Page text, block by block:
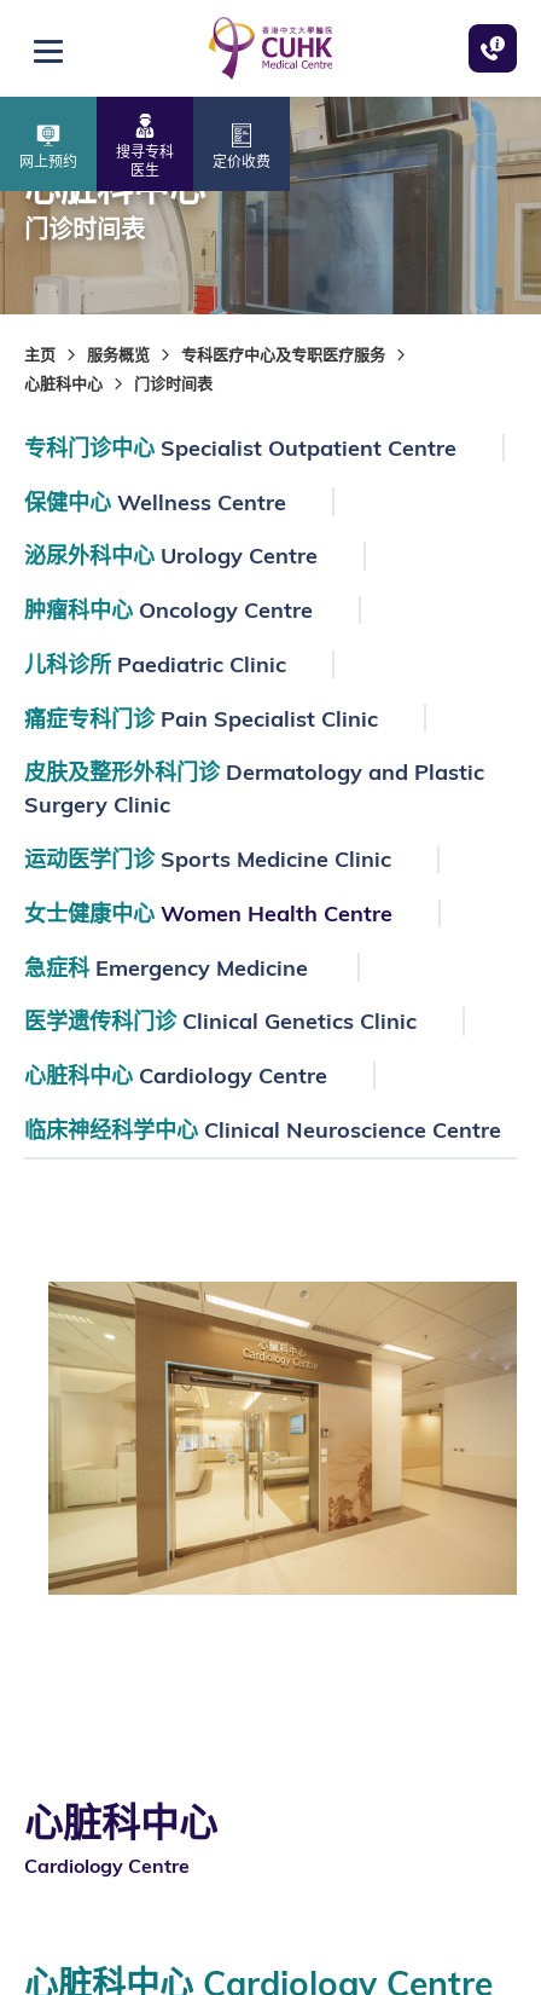
打开选单
网上预约
搜寻专科
医生
定价收费
心脏科中心
门诊时间表
主页 服务概览
专科医疗中心及专职医疗服务
心脏科中心
门诊时间表
专科门诊中心 Specialist Outpatient Centre
保健中心 Wellness Centre
泌尿外科中心 Urology Centre
肿瘤科中心 Oncology Centre
儿科诊所 Paediatric Clinic
痛症专科门诊Pain Specialist Clinic
皮肤及整形外科门诊Dermatology and Plastic
Surgery Clinic
运动医学门诊Sports Medicine Clinic
女士健康中心 Women Health Centre
急症科 Emergency Medicine
医学遗传科门诊Clinical Genetics Clinic
心脏科中心 Cardiology Centre
临床神经科学中心 Clinical Neuroscience Centre
心脏科中心
Cardiology Centre
心脏科中心 Cardiology Centre